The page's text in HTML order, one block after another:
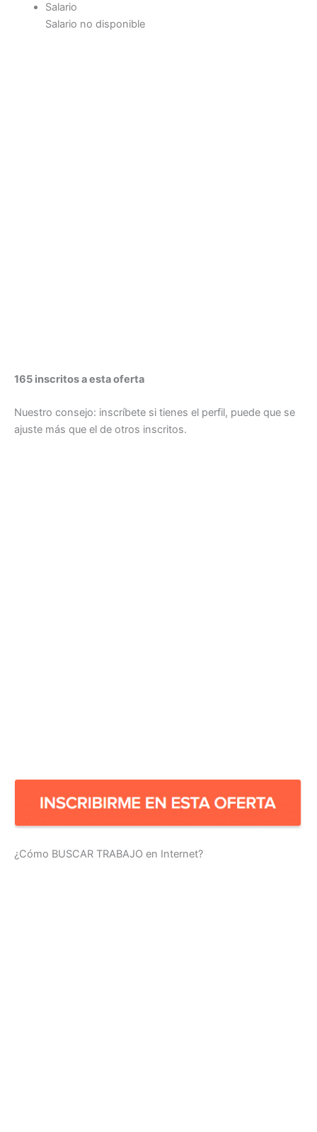
Salario
Salario no disponible
165 inscritos a esta oferta
Nuestro consejo: inscríbete si tienes el perfil, puede que se
ajuste más que el de otros inscritos.
¿Cómo BUSCAR TRABAJO en Internet?